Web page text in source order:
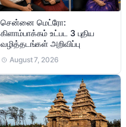
சென்னை மெட்ரோ:
கிளாம்பாக்கம் உட்பட 3 புதிய
வழித்தடங்கள் அறிவிப்பு
August 7, 2026